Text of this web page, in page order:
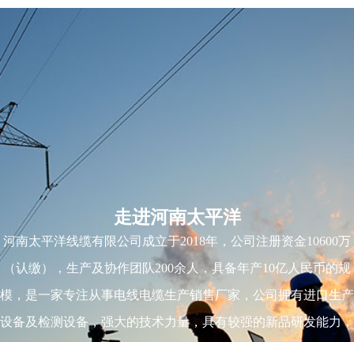
走进河南太平洋
河南太平洋线缆有限公司成立于2018年，公司注册资金10600万
（认缴），生产及协作团队200余人，具备年产10亿人民币的规
模，是一家专注从事电线电缆生产销售厂家，公司拥有进口生产
设备及检测设备，强大的技术力量，具有较强的新品研发能力，